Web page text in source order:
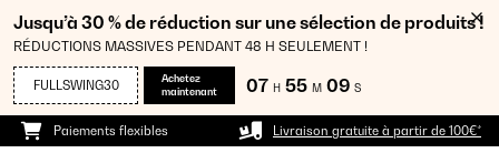
Jusqu’à 30 % de réduction sur une sélection de produits !
RÉDUCTIONS MASSIVES PENDANT 48 H SEULEMENT !
FULLSWING30
Achetez
maintenant
07 H 55 M 09 S
Paiements flexibles Livraison gratuite à partir de 100€*